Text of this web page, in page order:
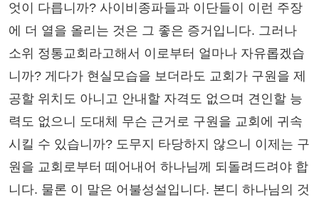
엇이 다릅니까? 사이비종파들과 이단들이 이런 주장
에 더 열을 올리는 것은 그 좋은 증거입니다. 그러나
소위 정통교회라고해서 이로부터 얼마나 자유롭겠습
니까? 게다가 현실모습을 보더라도 교회가 구원을 제
공할 위치도 아니고 안내할 자격도 없으며 견인할 능
력도 없으니 도대체 무슨 근거로 구원을 교회에 귀속
시킬 수 있습니까? 도무지 타당하지 않으니 이제는 구
원을 교회로부터 떼어내어 하나님께 되돌려드려야 합
니다. 물론 이 말은 어불성설입니다. 본디 하나님의 것